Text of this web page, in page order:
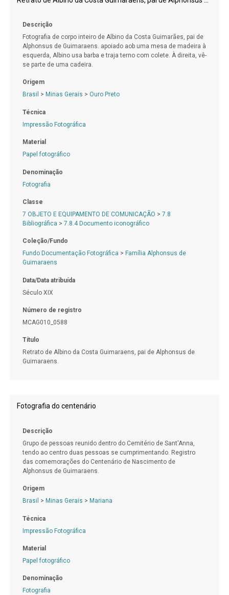
Descrição
Fotografia de corpo inteiro de Albino da Costa Guimarães, pai de
Alphonsus de Guimaraens. apoiado aob uma mesa de madeira à
esquerda, Albino usa barba e traja terno com colete. À direita, vê-
se parte de uma cadeira.
Origem
Brasil > Minas Gerais > Ouro Preto
Técnica
Impressão Fotográfica
Material
Papel fotográfico
Denominação
Fotografia
Classe
7 OBJETO E EQUIPAMENTO DE COMUNICAÇÃO > 7.8
Bibliográfica > 7.8.4 Documento iconográfico
Coleção/Fundo
Fundo Documentação Fotográfica > Família Alphonsus de
Guimaraens
Data/Data atribuída
Século XIX
Número de registro
MCAG010_0588
Título
Retrato de Albino da Costa Guimaraens, pai de Alphonsus de
Guimaraens.
Fotografia do centenário
Descrição
Grupo de pessoas reunido dentro do Cemitério de Sant'Anna,
tendo ao centro duas pessoas se cumprimentando. Registro
das comemorações do Centenário de Nascimento de
Alphonsus de Guimaraens.
Origem
Brasil > Minas Gerais > Mariana
Técnica
Impressão Fotográfica
Material
Papel fotográfico
Denominação
Fotografia